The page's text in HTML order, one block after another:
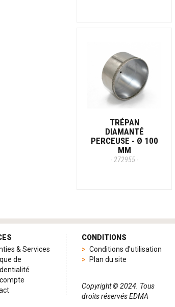
TRÉPAN
DIAMANTÉ
PERCEUSE - Ø 100
MM
- 272955 -
& Services
de
CONDITIONS
Conditions d'utilisation
Plan du site
Copyright © 2024. Tous
droits réservés EDMA